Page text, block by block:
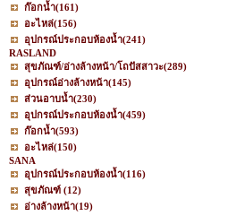
ก๊อกน้ำ(161)
อะไหล่(156)
อุปกรณ์ประกอบห้องน้ำ(241)
RASLAND
สุขภัณฑ์/อ่างล้างหน้า/โถปัสสาวะ(289)
อุปกรณ์อ่างล้างหน้า(145)
ส่วนอาบน้ำ(230)
อุปกรณ์ประกอบห้องน้ำ(459)
ก๊อกน้ำ(593)
อะไหล่(150)
SANA
อุปกรณ์ประกอบห้องน้ำ(116)
สุขภัณฑ์ (12)
อ่างล้างหน้า(19)